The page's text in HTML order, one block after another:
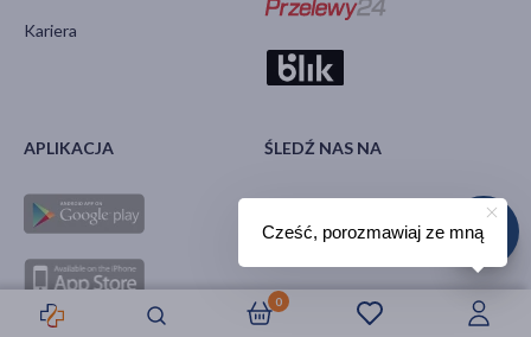
0
Kariera
APLIKACJA ŚLEDŹ NAS NA
Cześć, porozmawiaj ze mną